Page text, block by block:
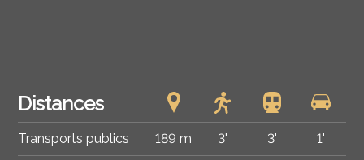
Distances
Transports publics 189 m 3' 3' 1'